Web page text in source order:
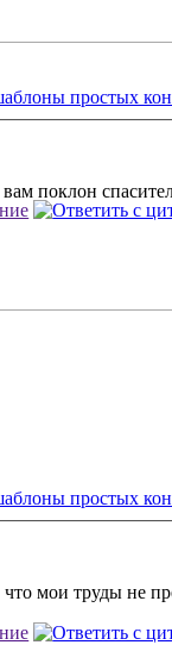
простых
поклон
простых
мои труды не